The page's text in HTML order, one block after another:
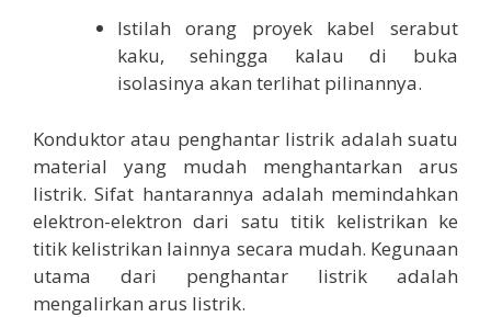
Istilah orang proyek kabel serabut
kaku, sehingga kalau di buka
isolasinya akan terlihat pilinannya.
Konduktor atau penghantar listrik adalah suatu
material yang mudah menghantarkan arus
listrik. Sifat hantarannya adalah memindahkan
elektron-elektron dari satu titik kelistrikan ke
titik kelistrikan lainnya secara mudah. Kegunaan
utama dari penghantar listrik adalah
mengalirkan arus listrik.